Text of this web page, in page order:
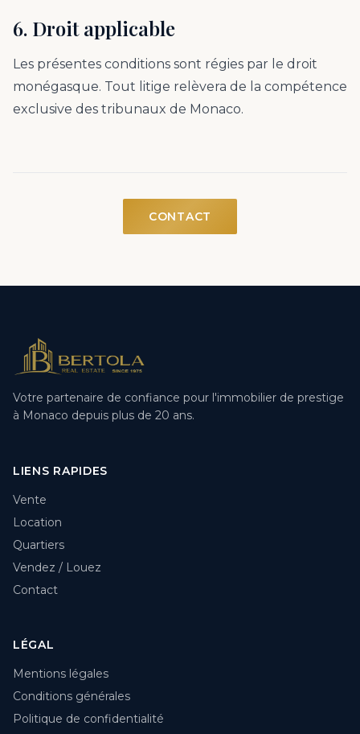
6. Droit applicable
Les présentes conditions sont régies par le droit
monégasque. Tout litige relèvera de la compétence
exclusive des tribunaux de Monaco.
CONTACT
Votre partenaire de confiance pour l'immobilier de prestige
à Monaco depuis plus de 20 ans.
LIENS RAPIDES
Vente
Location
Quartiers
Vendez / Louez
Contact
LÉGAL
Mentions légales
Conditions générales
Politique de confidentialité